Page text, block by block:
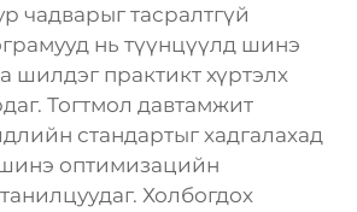
чадварыг тасралтгүй
нь түүнцүүлд шинэ
шилдэг практикт хүртэлх
Тогтмол давтамжит
стандартыг хадгалахад
оптимизацийн
Холбогдох